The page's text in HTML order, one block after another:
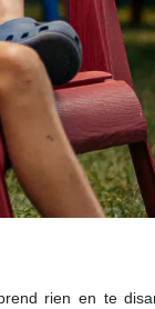
rien en te